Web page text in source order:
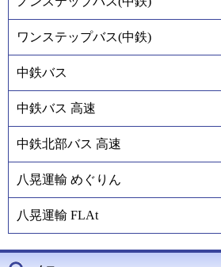
ワンステップバス(中鉄)
中鉄バス
中鉄バス 高速
中鉄北部バス 高速
八晃運輸 めぐりん
八晃運輸 FLAt